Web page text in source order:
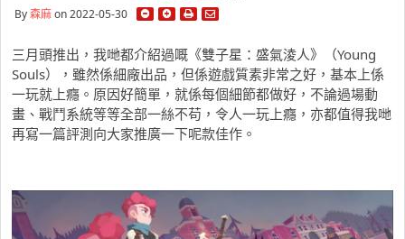
By森麻on 2022-05-30
三月頭推出，我哋都介紹過嘅《雙子星：盛氣淩人》（Young
Souls），雖然係細廠出品，但係遊戲質素非常之好，基本上係
一玩就上癮。原因好簡單，就係每個細節都做好，不論過場動
畫、戰鬥系統等等全部一絲不苟，令人一玩上癮，亦都值得我哋
再寫一篇評測向大家推廣一下呢款佳作。